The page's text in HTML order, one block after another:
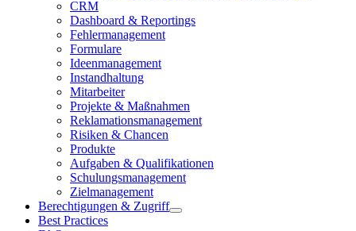
CRM
Dashboard & Reportings
Fehlermanagement
Formulare
Ideenmanagement
Instandhaltung
Mitarbeiter
Projekte & Maßnahmen
Reklamationsmanagement
Risiken & Chancen
Produkte
Aufgaben & Qualifikationen
Schulungsmanagement
Zielmanagement
Berechtigungen & Zugriff
Best Practices